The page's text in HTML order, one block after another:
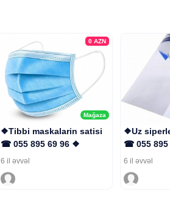
Mağaza
0 AZN
❖Tibbi maskalarin satisi
☎ 055 895 69 96 ❖
6 il əvvəl
❖Uz
☎ 055 895
6 il əvvəl